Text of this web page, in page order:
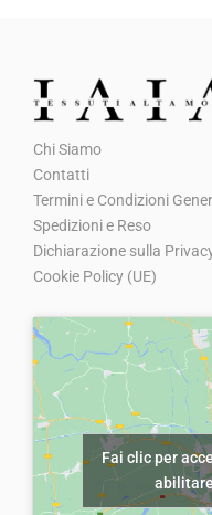
0
.
.
i
g
i
a
l
e
e
r
a
o
u
è
€
4
,
Chi Siamo
Contatti
Termini e Condizioni
Spedizioni e Reso
Dichiarazione sulla
Cookie Policy (UE)
Fai clic per